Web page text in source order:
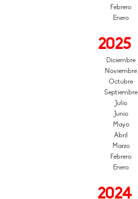
Febrero
Enero
2025
Diciembre
Noviembre
Octubre
Septiembre
Julio
Junio
Mayo
Abril
Marzo
Febrero
Enero
2024